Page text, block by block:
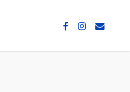
facebookinstagram
email